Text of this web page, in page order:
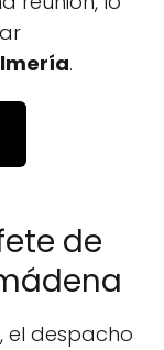
.
de
el despacho